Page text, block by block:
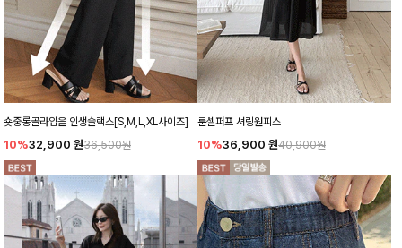
숏중롱골라입을 인생슬랙스[S,M,L,XL사이즈]
10%32,900 원36,500원
룬셀퍼프 셔링원피스
10%36,900 원40,900원